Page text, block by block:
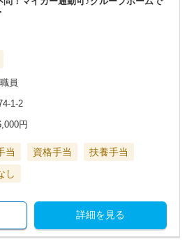
員
1-2
円
当 資格手当
扶養手当
し
詳細を見る